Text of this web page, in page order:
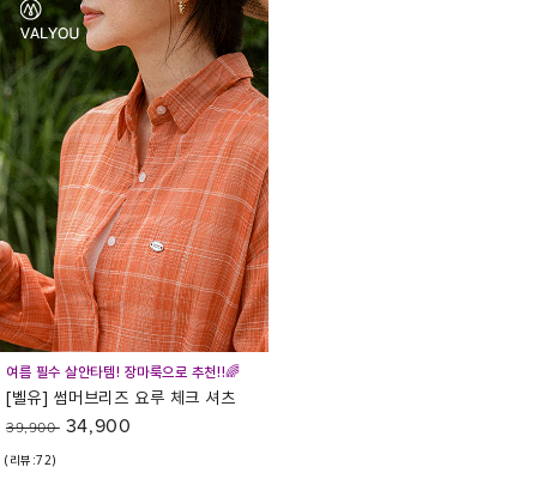
여름 필수 살안타템! 장마룩으로 추천!!🌈
[벨유] 썸머브리즈 요루 체크 셔츠
39,900 34,900
(리뷰:72)